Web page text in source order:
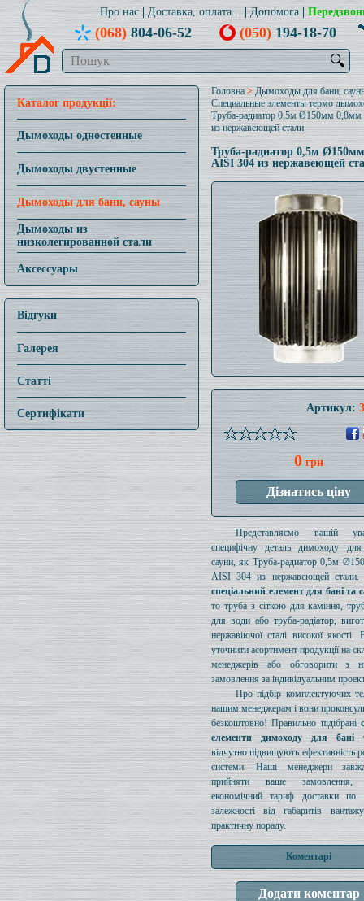
Про нас Доставка, оплата... Допомога
(068)804-06-52 (050)194-18-70
🔍
Каталог продукції:
Дымоходы одностенные
Дымоходы двустенные
Дымоходы для бани, сауны
Дымоходы из
низколегированной стали
Аксессуары
Відгуки
Галерея
Статті
Сертифікати
Головна > Дымоходы для бани,
Специальные элементы термо
Труба-радиатор 0,5м Ø150мм
из нержавеющей стали
Труба-радиатор 0,5м
AISI 304 из нержавеющей
Артикул:
0 грн
Представляємо вашій
специфічну деталь димоходу
сауни, як Труба-радиатор 0,5м
AISI 304 из нержавеющей стали.
спеціальний елемент для бані та
то труба з сіткою для каміння,
для води або труба-радіатор,
нержавіючої сталі високої
уточнити асортимент продукції на
менеджерів або обговорити з
замовлення за індивідуальним
Про підбір комплектуючих
нашим менеджерам і вони
безкоштовно! Правильно підібрані
елементи димоходу для бані
відчутно підвищують ефективність
системи. Наші менеджери
прийняти ваше замовлення,
економічний тариф доставки по
залежності від габаритів
практичну пораду.
Коментарі